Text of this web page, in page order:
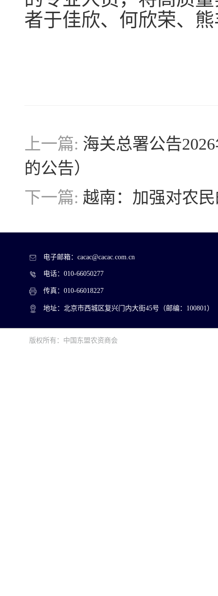
者于佳欣、何欣荣、
上一篇: 海关总署公告
的公告）
下一篇: 越南：加强对农
电子邮箱：cacac@cacac.com.cn
电话：010-66050277
传真：010-66018227
地址：北京市西城区复兴门内大街45号（邮编：100801）
版权所有：中国东盟农资商会